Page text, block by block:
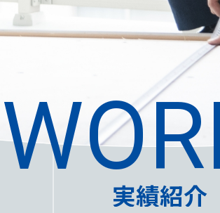
事業案内
実績紹介
DXへの取り組み実績紹介